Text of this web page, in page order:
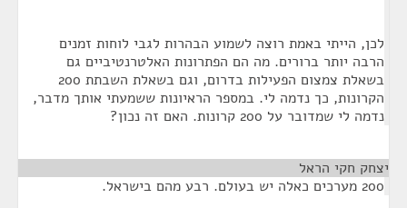
לכן, הייתי באמת רוצה לשמוע הבהרות לגבי לוחות זמנים
הרבה יותר ברורים. מה הם הפתרונות האלטרנטיביים גם
בשאלת צמצום הפעילות בדרום, וגם בשאלת השבתת 200
הקרונות, כך נדמה לי. במספר הראיונות ששמעתי אותך מדבר,
נדמה לי שמדובר על 200 קרונות. האם זה נכון?
יצחק חקי הראל
200 מערכים כאלה יש בעולם. רבע מהם בישראל.